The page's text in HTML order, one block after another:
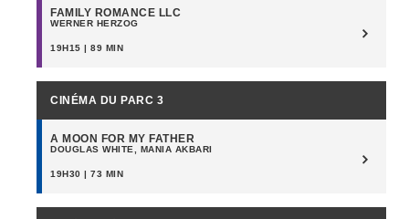
FAMILY ROMANCE LLC
WERNER HERZOG
19H15 | 89 MIN
CINÉMA DU PARC 3
A MOON FOR MY FATHER
DOUGLAS WHITE, MANIA AKBARI
19H30 | 73 MIN